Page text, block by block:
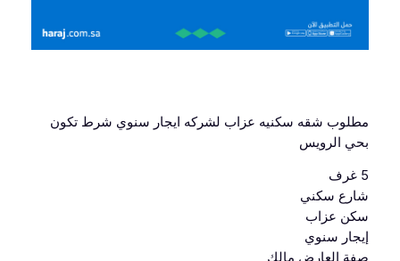
مطلوب شقه سكنيه عزاب لشركه ايجار سنوي شرط تكون
بحي الرويس
5 غرف
شارع سكني
سكن عزاب
إيجار سنوي
صفة العارض مالك